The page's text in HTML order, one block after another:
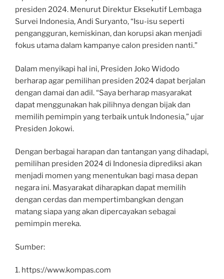
presiden 2024. Menurut Direktur Eksekutif Lembaga
Survei Indonesia, Andi Suryanto, “Isu-isu seperti
pengangguran, kemiskinan, dan korupsi akan menjadi
fokus utama dalam kampanye calon presiden nanti.”
Dalam menyikapi hal ini, Presiden Joko Widodo
berharap agar pemilihan presiden 2024 dapat berjalan
dengan damai dan adil. “Saya berharap masyarakat
dapat menggunakan hak pilihnya dengan bijak dan
memilih pemimpin yang terbaik untuk Indonesia,” ujar
Presiden Jokowi.
Dengan berbagai harapan dan tantangan yang dihadapi,
pemilihan presiden 2024 di Indonesia diprediksi akan
menjadi momen yang menentukan bagi masa depan
negara ini. Masyarakat diharapkan dapat memilih
dengan cerdas dan mempertimbangkan dengan
matang siapa yang akan dipercayakan sebagai
pemimpin mereka.
Sumber:
1. https://www.kompas.com